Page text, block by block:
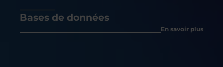
Bases de données
En savoir plus